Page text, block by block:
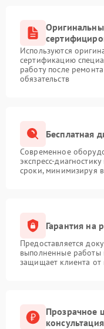
Используются
сертификацию
работу после
обязательств
Бесплатная
Современное
экспресс-
сроки, минимизируя
Гарантия на
Предоставляется
выполненные работы
защищает клиента от
Прозрачное
консультация